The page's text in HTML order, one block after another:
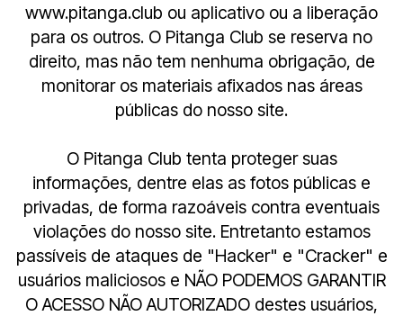
www.pitanga.club ou aplicativo ou a liberação
para os outros. O Pitanga Club se reserva no
direito, mas não tem nenhuma obrigação, de
monitorar os materiais afixados nas áreas
públicas do nosso site.
O Pitanga Club tenta proteger suas
informações, dentre elas as fotos públicas e
privadas, de forma razoáveis contra eventuais
violações do nosso site. Entretanto estamos
passíveis de ataques de "Hacker" e "Cracker" e
usuários maliciosos e NÃO PODEMOS GARANTIR
O ACESSO NÃO AUTORIZADO destes usuários,